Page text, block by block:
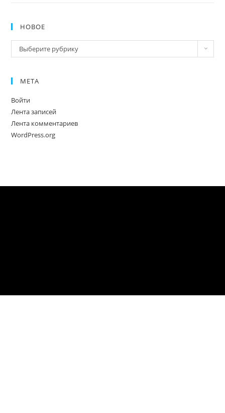
НОВОЕ
Новое
Выберите рубрику
МЕТА
Войти
Лента записей
Лента комментариев
WordPress.org